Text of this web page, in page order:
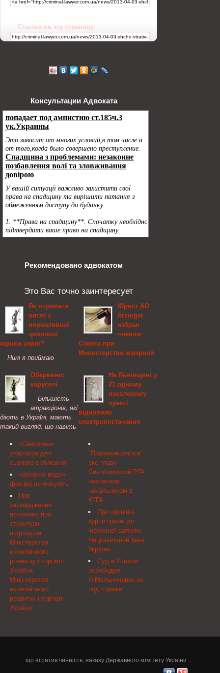
Ссылка на эту страницу:
Консультации Адвоката
Рекомендовано адвокатом
Это Вас точно заинтересует
Як отримати
витяг з
нормативної
грошової
оцінки землі?
Нині я приймаю
оформлення документів
у нотаріуса мені
потрібно виготовити
витяг з нормативної
грошової оцінки на
земельну ділянку.В
повідомили, що по
нашому ...
Обережно:
каруселі
Більшість
атракціонів, які
діють в Україні, мають
такий вигляд, що навіть
зрозумілим: на них
небезпечно кататися,
особливо дітям. І це при
тому, що саме малеча
основний клієнт ...
«Сенсорна»
увертюра для
сьомого скликання
«Великої води»
фахівці не очікують
Про
затвердження
положень про
структурні
підрозділи
Міністерства
економічного
розвитку і торгівлі
України,
Міністерство
економічного
розвитку і торгівлі
України
Юрист АО
Arzinger
избран
членом
Совета при
Министерстве аграрной
продовольствия
В ходе очередного
заседания
Общественного совета
при Министерстве
аграрной политики и
адвокат, старший
юрист адвокатского
объединения Arzinger
Наталья Мартынюк
была избрана ...
На Львівщині у
21 одному
населеному
пункті
відновили
електропостачання
відновлено
електропостачання 21
населеного пункту,
знеструмленого
внаслідок несприятливих
погодних умов.
"Провинившегося"
экс-главу
Святошинской РГА
назначили
начальником в
КГГА
Про офіційні
курси гривні до
іноземної валюти,
Національний банк
України
Суд в Италии
освободил
Н.Мельниченко из-
под стражи
що втратив чинність, наказу Державного комітету України ...